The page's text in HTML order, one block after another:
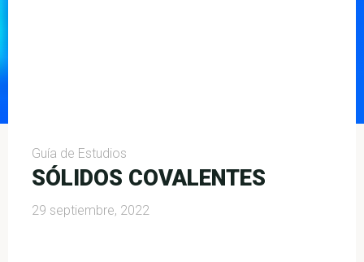
Guía de Estudios
SÓLIDOS COVALENTES
29 septiembre, 2022